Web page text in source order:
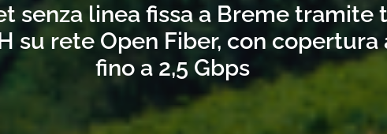
senza linea fissa a Breme tramite
su rete Open Fiber, con
fino a 2,5 Gbps